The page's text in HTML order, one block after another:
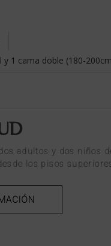
y 1 cama doble (180-
adultos y dos niños
los pisos